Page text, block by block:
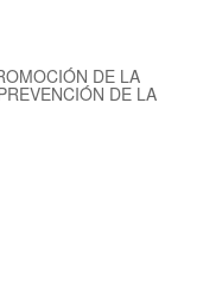
DE LA
DE LA